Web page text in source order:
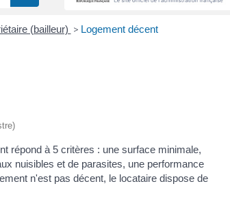
(bailleur) > Logement décent
répond à 5 critères : une surface minimale,
nuisibles et de parasites, une performance
n'est pas décent, le locataire dispose de